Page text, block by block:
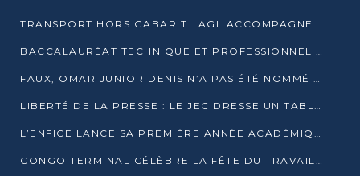
TRANSPORT HORS GABARIT : AGL ACCOMPAGNE LE DÉVELOPPEMENT DU SECTEUR BRASSICOLE AU CONGO
BACCALAURÉAT TECHNIQUE ET PROFESSIONNEL : 16 352 CANDIDATS LANCÉS DANS LES ÉPREUVES D’EPS
FAUX, OMAR JUNIOR DENIS N’A PAS ÉTÉ NOMMÉ AIDE DE CAMP ADJOINT DE DENIS SASSOU NGUESSO
LIBERTÉ DE LA PRESSE : LE JEC DRESSE UN TABLEAU PRÉOCCUPANT AU CONGO
L’ENFICE LANCE SA PREMIÈRE ANNÉE ACADÉMIQUE AVEC 100 FUTURS ENSEIGNANTS
CONGO TERMINAL CÉLÈBRE LA FÊTE DU TRAVAIL AVEC SES COLLABORATEURS À POINTE-NOIRE